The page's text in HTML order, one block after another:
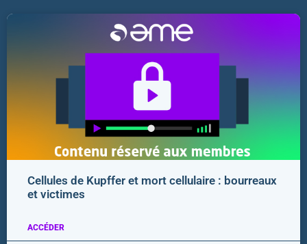
Cellules de Kupffer et mort cellulaire : bourreaux
et victimes
ACCÉDER